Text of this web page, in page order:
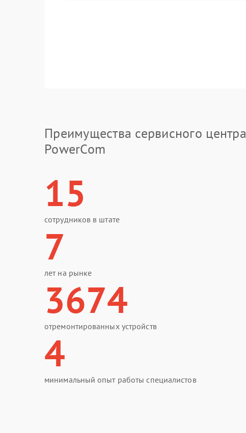
Преимущества сервисного центра
PowerCom
15
сотрудников в штате
7
лет на рынке
3674
отремонтированных устройств
4
минимальный опыт работы специалистов